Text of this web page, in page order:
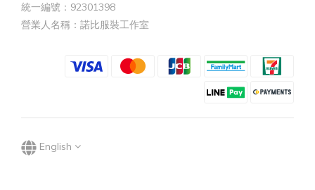
統一編號：92301398
營業人名稱：諾比服裝工作室
English